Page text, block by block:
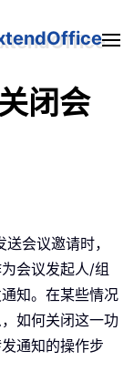
闭会
会议邀请时，
会议发起人/组
知。在某些情况
如何关闭这一功
通知的操作步